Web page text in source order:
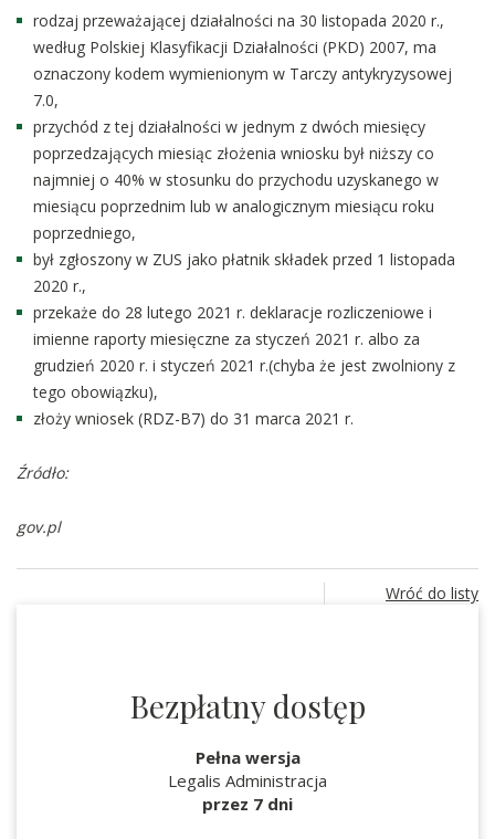
rodzaj przeważającej działalności na 30 listopada 2020 r.,
według Polskiej Klasyfikacji Działalności (PKD) 2007, ma
oznaczony kodem wymienionym w Tarczy antykryzysowej
7.0,
przychód z tej działalności w jednym z dwóch miesięcy
poprzedzających miesiąc złożenia wniosku był niższy co
najmniej o 40% w stosunku do przychodu uzyskanego w
miesiącu poprzednim lub w analogicznym miesiącu roku
poprzedniego,
był zgłoszony w ZUS jako płatnik składek przed 1 listopada
2020 r.,
przekaże do 28 lutego 2021 r. deklaracje rozliczeniowe i
imienne raporty miesięczne za styczeń 2021 r. albo za
grudzień 2020 r. i styczeń 2021 r.(chyba że jest zwolniony z
tego obowiązku),
złoży wniosek (RDZ-B7) do 31 marca 2021 r.
Źródło:
gov.pl
Wróć do listy
Bezpłatny dostęp
Pełna wersja
Legalis Administracja
przez 7 dni